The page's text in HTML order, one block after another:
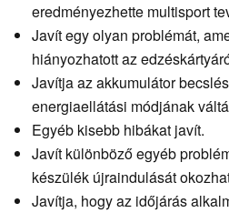
eredményezhette multisport
Javít egy olyan problémát,
hiányozhatott az
Javítja az akkumulátor
energiaellátási módjának
Egyéb kisebb hibákat javít.
Javít különböző egyéb
készülék újraindulását
Javítja, hogy az időjárás